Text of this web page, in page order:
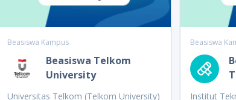
Commerce Logistics. Pada ajang
Quipper Scholarship Award (QSA)
beasiswa dengan nilai total mencapai
Rp5 miliar. MNP membuka
kesempatan bagi siswa berprestasi
atau yang memiliki produk terapan
memiliki
magang,
ajang
(QSA)
Beasiswa Kampus
Beasiswa Telkom
University
Universitas Telkom (Telkom University)
Beasiswa
Institut